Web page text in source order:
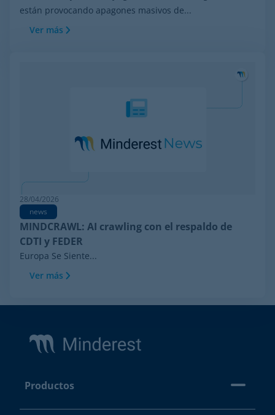
están provocando apagones masivos de...
Ver más
28/04/2026
news
MINDCRAWL: AI crawling con el respaldo de
CDTI y FEDER
Europa Se Siente...
Ver más
Productos